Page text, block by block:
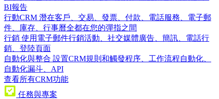
BI報告
行動CRM 潛在客戶、交易、發票、付款、電話服務、電子郵
件、庫存、行事曆全都在您的彈指之間
行銷 使用電子郵件行銷活動、社交媒體廣告、簡訊、電話行
銷、登陸頁面
自動化與整合 設置CRM規則和觸發程序、工作流程自動化、
自動化漏斗、API
查看所有CRM功能
任務與專案